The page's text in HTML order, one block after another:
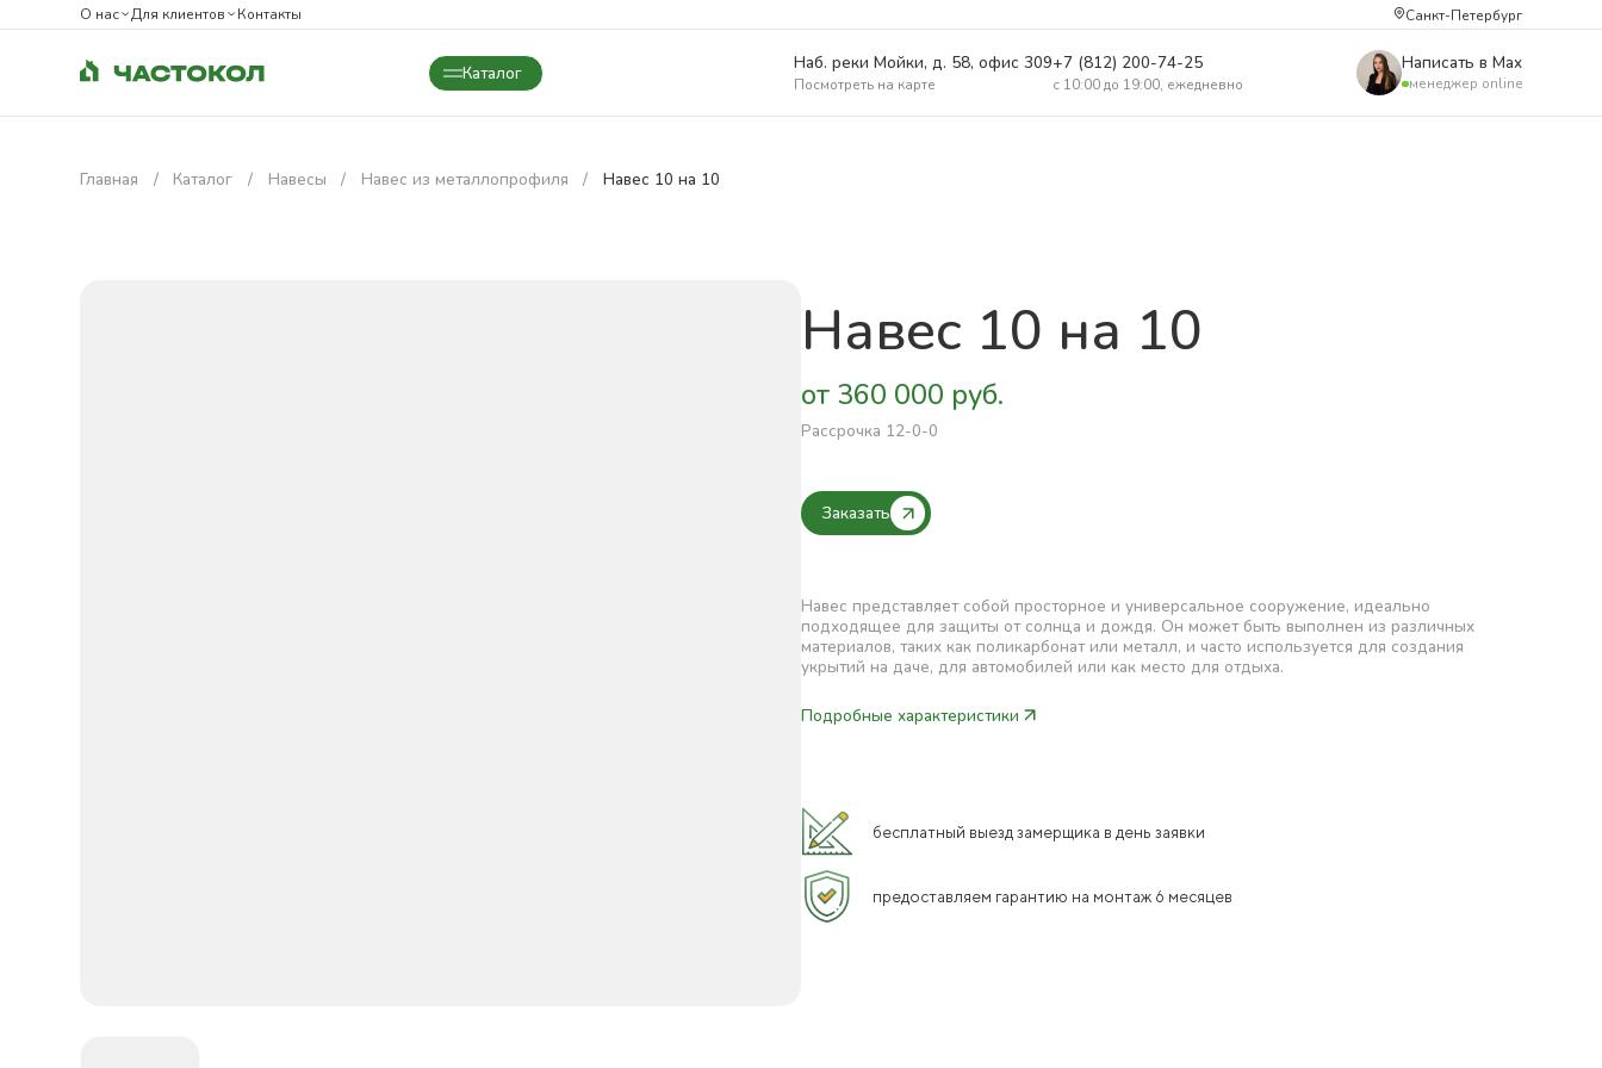
Санкт-Петербург
О нас Для клиентов Контакты
Каталог
Закрыть
Наб. реки Мойки, д. 58, офис 309
Посмотреть на карте
+7 (812) 200-74-25
c 10:00 до 19:00, ежедневно
Написать в Max
менеджер online
Главная Каталог Навесы Навес из металлопрофиля Навес 10 на 10
Навес 10 на 10
от 360 000 руб.
Рассрочка 12-0-0
Заказать
Навес представляет собой просторное и универсальное сооружение, идеально
подходящее для защиты от солнца и дождя. Он может быть выполнен из различных
материалов, таких как поликарбонат или металл, и часто используется для создания
укрытий на даче, для автомобилей или как место для отдыха.
Подробные характеристики
бесплатный выезд замерщика в день заявки
предоставляем гарантию на монтаж 6 месяцев